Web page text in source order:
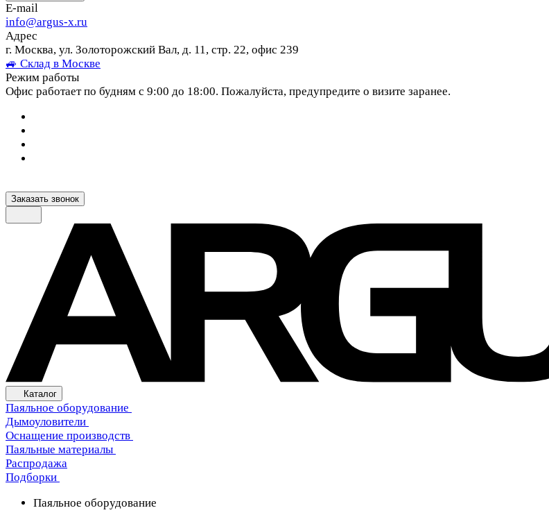
E-mail
info@argus-x.ru
Адрес
г. Москва, ул. Золоторожский Вал, д. 11, стр. 22, офис 239
🚙 Склад в Москве
Режим работы
Офис работает по будням с 9:00 до 18:00. Пожалуйста, предупредите о визите заранее.
Заказать звонок
Каталог
Паяльное оборудование
Дымоуловители
Оснащение производств
Паяльные материалы
Распродажа
Подборки
Паяльное оборудование